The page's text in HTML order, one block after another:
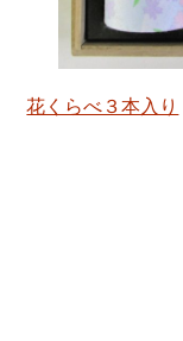
花くらべ３本入り